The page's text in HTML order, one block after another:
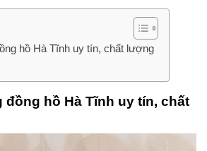
hồ Hà Tĩnh uy tín, chất lượng
đồng hồ Hà Tĩnh uy tín, chất